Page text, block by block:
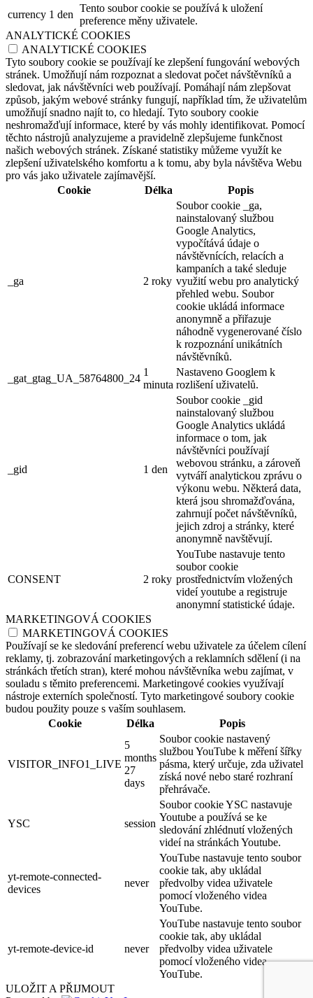
currency 1 den
Tento soubor cookie se používá k uložení
preference měny uživatele.
ANALYTICKÉ COOKIES
ANALYTICKÉ COOKIES
Tyto soubory cookie se používají ke zlepšení fungování webových
stránek. Umožňují nám rozpoznat a sledovat počet návštěvníků a
sledovat, jak návštěvníci web používají. Pomáhají nám zlepšovat
způsob, jakým webové stránky fungují, například tím, že uživatelům
umožňují snadno najít to, co hledají. Tyto soubory cookie
neshromažďují informace, které by vás mohly identifikovat. Pomocí
těchto nástrojů analyzujeme a pravidelně zlepšujeme funkčnost
našich webových stránek. Získané statistiky můžeme využít ke
zlepšení uživatelského komfortu a k tomu, aby byla návštěva Webu
pro vás jako uživatele zajímavější.
Cookie
Délka Popis
_ga 2 roky
Soubor cookie _ga,
nainstalovaný službou
Google Analytics,
vypočítává údaje o
návštěvnících, relacích a
kampaních a také sleduje
využití webu pro analytický
přehled webu. Soubor
cookie ukládá informace
anonymně a přiřazuje
náhodně vygenerované číslo
k rozpoznání unikátních
návštěvníků.
_gat_gtag_UA_58764800_24
1
minuta
Nastaveno Googlem k
rozlišení uživatelů.
_gid 1 den
Soubor cookie _gid
nainstalovaný službou
Google Analytics ukládá
informace o tom, jak
návštěvníci používají
webovou stránku, a zároveň
vytváří analytickou zprávu o
výkonu webu. Některá data,
která jsou shromažďována,
zahrnují počet návštěvníků,
jejich zdroj a stránky, které
anonymně navštěvují.
CONSENT 2 roky
YouTube nastavuje tento
soubor cookie
prostřednictvím vložených
videí youtube a registruje
anonymní statistické údaje.
MARKETINGOVÁ COOKIES
MARKETINGOVÁ COOKIES
Používají se ke sledování preferencí webu uživatele za účelem cílení
reklamy, tj. zobrazování marketingových a reklamních sdělení (i na
stránkách třetích stran), které mohou návštěvníka webu zajímat, v
souladu s těmito preferencemi. Marketingové cookies využívají
nástroje externích společností. Tyto marketingové soubory cookie
budou použity pouze s vaším souhlasem.
Cookie
Délka Popis
VISITOR_INFO1_LIVE
5
months
27
days
Soubor cookie nastavený
službou YouTube k měření šířky
pásma, který určuje, zda uživatel
získá nové nebo staré rozhraní
přehrávače.
YSC session
Soubor cookie YSC nastavuje
Youtube a používá se ke
sledování zhlédnutí vložených
videí na stránkách Youtube.
yt-remote-connected-
devices
never
YouTube nastavuje tento soubor
cookie tak, aby ukládal
předvolby videa uživatele
pomocí vloženého videa
YouTube.
yt-remote-device-id never
YouTube nastavuje tento soubor
cookie tak, aby ukládal
předvolby videa uživatele
pomocí vloženého videa
YouTube.
ULOŽIT A PŘIJMOUT